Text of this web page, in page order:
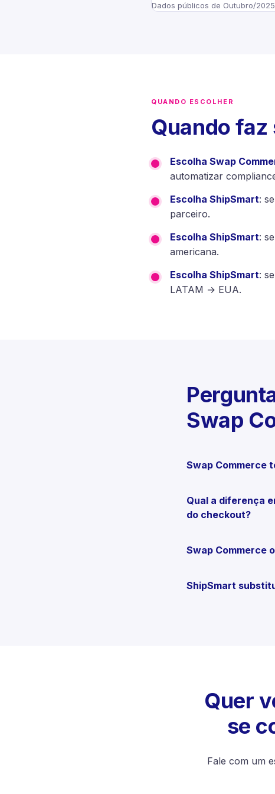
Dados públicos de Outubro/
QUANDO ESCOLHER
Quando
Escolha Swap
automatizar
Escolha ShipSmart:
parceiro.
Escolha ShipSmart:
americana.
Escolha ShipSmart:
LATAM → EUA.
Swap
Swap Commerce
Qual a diferença
do checkout?
Swap Commerce
ShipSmart
Quer
se
Fale com um